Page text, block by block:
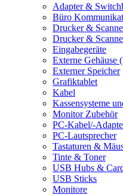
Adapter &
Büro
Drucker &
Drucker &
Eingabegeräte
Externe Gehäuse
Externer Speicher
Grafiktablet
Kabel
Kassensysteme
Monitor Zubehör
PC-Kabel/-
PC-Lautsprecher
Tastaturen &
Tinte & Toner
USB Hubs &
USB Sticks
Monitore